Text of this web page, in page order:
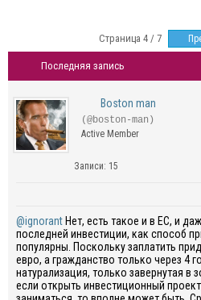
Страница 4 / 7
Последняя запись
Boston man
(@boston-man)
Active Member
Записи: 15
@ignorant Нет, есть такое и в ЕС, и
последней инвестиции, как способ
популярны. Поскольку заплатить
евро, а гражданство только через 4
натурализация, только завернутая в
если открыть инвестиционный